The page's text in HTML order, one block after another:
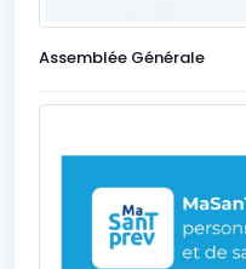
Assemblée Générale